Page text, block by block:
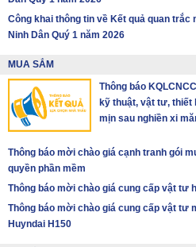
Công khai thông tin về Kết quả quan
Ninh Dân Quý 1 năm 2026
MUA SẮM
Thông báo
kỹ thuật, vật tư, thiết
mịn sau nghiền xi
Thông báo mời chào giá cạnh tranh gói
quyền phần mềm
Thông báo mời chào giá cung cấp vật tư
Thông báo mời chào giá cung cấp vật tư
Huyndai H150